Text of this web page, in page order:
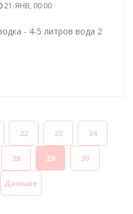
21-ЯНВ, 00:00
- 4-5 литров вода 2
22 23 24
28 29 30
Дальше